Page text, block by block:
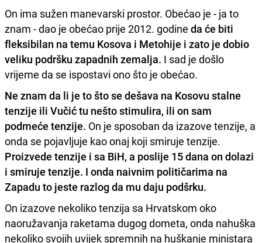
On ima sužen manevarski prostor. Obećao je - ja to
znam - dao je obećao prije 2012. godine da će biti
fleksibilan na temu Kosova i Metohije i zato je dobio
veliku podršku zapadnih zemalja. I sad je došlo
vrijeme da se ispostavi ono što je obećao.
Ne znam da li je to što se dešava na Kosovu stalne
tenzije ili Vučić tu nešto stimulira, ili on sam
podmeće tenzije. On je sposoban da izazove tenzije, a
onda se pojavljuje kao onaj koji smiruje tenzije.
Proizvede tenzije i sa BiH, a poslije 15 dana on dolazi
i smiruje tenzije. I onda naivnim političarima na
Zapadu to jeste razlog da mu daju podšrku.
On izazove nekoliko tenzija sa Hrvatskom oko
naoružavanja raketama dugog dometa, onda nahuška
nekoliko svojih uvijek spremnih na huškanje ministara